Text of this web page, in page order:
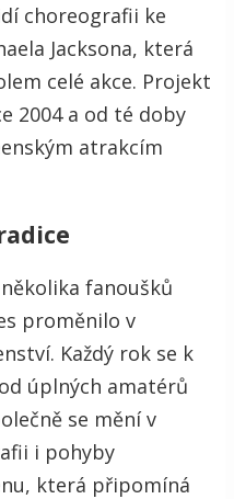
choreografii ke
Jacksona, která
celé akce. Projekt
2004 a od té doby
atrakcím
fanoušků
proměnilo v
Každý rok se k
úplných amatérů
se mění v
i pohyby
která připomíná